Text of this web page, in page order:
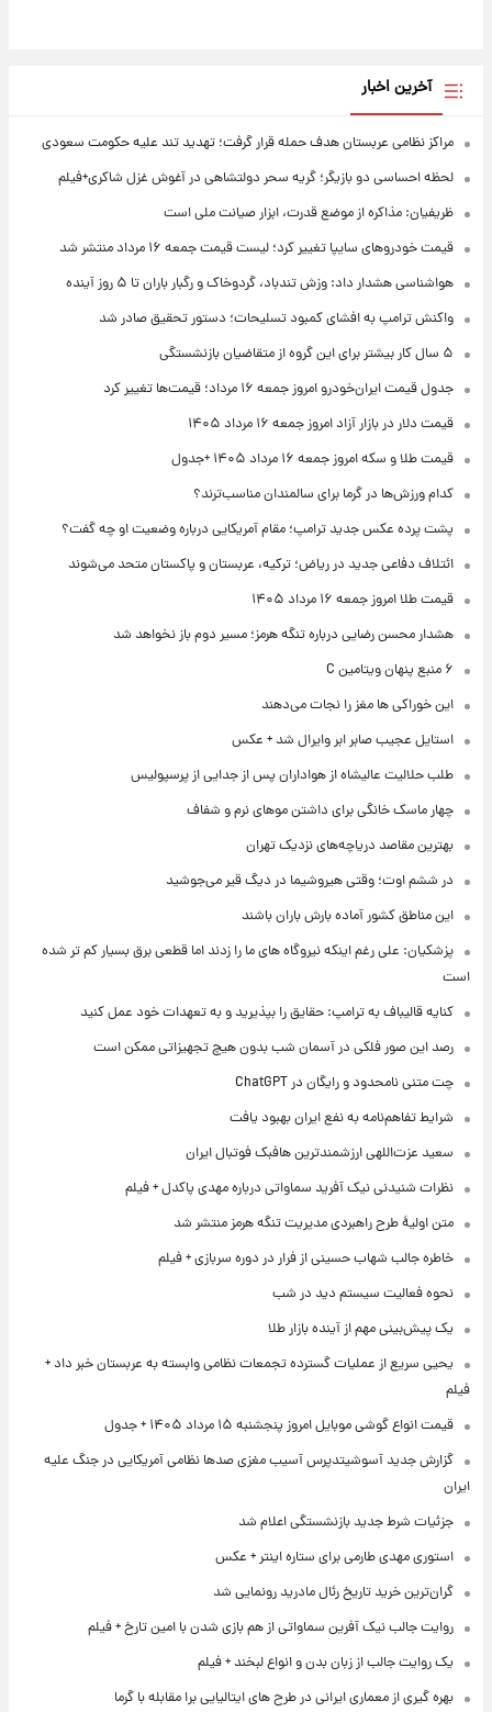
آخرین اخبار
مراکز نظامی عربستان هدف حمله قرار گرفت؛ تهدید تند علیه حکومت سعودی
لحظه احساسی دو بازیگر؛ گریه سحر دولتشاهی در آغوش غزل شاکری+فیلم
ظریفیان: مذاکره از موضع قدرت، ابزار صیانت ملی است
قیمت خودروهای سایپا تغییر کرد؛ لیست قیمت جمعه ۱۶ مرداد منتشر شد
هواشناسی هشدار داد: وزش تندباد، گردوخاک و رگبار باران تا ۵ روز آینده
واکنش ترامپ به افشای کمبود تسلیحات؛ دستور تحقیق صادر شد
۵ سال کار بیشتر برای این گروه از متقاضیان بازنشستگی
جدول قیمت ایران‌خودرو امروز جمعه ۱۶ مرداد؛ قیمت‌ها تغییر کرد
قیمت دلار در بازار آزاد امروز جمعه ۱۶ مرداد ۱۴۰۵
قیمت طلا و سکه امروز جمعه ۱۶ مرداد ۱۴۰۵ +جدول
کدام ورزش‌ها در گرما برای سالمندان مناسب‌ترند؟
پشت پرده عکس جدید ترامپ؛ مقام آمریکایی درباره وضعیت او چه گفت؟
ائتلاف دفاعی جدید در ریاض؛ ترکیه، عربستان و پاکستان متحد می‌شوند
قیمت طلا امروز جمعه ۱۶ مرداد ۱۴۰۵
هشدار محسن رضایی درباره تنگه هرمز؛ مسیر دوم باز نخواهد شد
۶ منبع پنهان ویتامین C
این خوراکی ها مغز را نجات می‌دهند
استایل عجیب صابر ابر وایرال شد + عکس
طلب حلالیت عالیشاه از هواداران پس از جدایی از پرسپولیس
چهار ماسک خانگی برای داشتن موهای نرم و شفاف
بهترین مقاصد دریاچه‌های نزدیک تهران
در ششم اوت؛ وقتی هیروشیما در دیگ قیر می‌جوشید
این مناطق کشور آماده بارش باران باشند
پزشکیان: علی رغم اینکه نیروگاه های ما را زدند اما قطعی برق بسیار کم تر شده
است
کنایه قالیباف به ترامپ: حقایق را بپذیرید و به تعهدات خود عمل کنید
رصد این صور فلکی در آسمان شب بدون هیچ تجهیزاتی ممکن است
چت متنی نامحدود و رایگان در ChatGPT
شرایط تفاهم‌نامه به نفع ایران بهبود یافت
سعید عزت‌اللهی ارزشمندترین هافبک فوتبال ایران
نظرات شنیدنی نیک آفرید سماواتی درباره مهدی پاکدل + فیلم
متن اولیۀ طرح راهبردی مدیریت تنگه هرمز منتشر شد
خاطره جالب شهاب حسینی از فرار در دوره سربازی + فیلم
نحوه فعالیت سیستم دید در شب
یک پیش‌بینی مهم از آینده بازار طلا
یحیی سریع از عملیات گسترده تجمعات نظامی وابسته به عربستان خبر داد +
فیلم
قیمت انواع گوشی موبایل امروز پنجشنبه ۱۵ مرداد ۱۴۰۵ + جدول
گزارش جدید آسوشیتدپرس آسیب مغزی صدها نظامی آمریکایی در جنگ علیه
ایران
جزئیات شرط جدید بازنشستگی اعلام شد
استوری مهدی طارمی برای ستاره اینتر + عکس
گران‌ترین خرید تاریخ رئال مادرید رونمایی شد
روایت جالب نیک آفرین سماواتی از هم بازی شدن با امین تارخ + فیلم
یک روایت جالب از زبان بدن و انواع لبخند + فیلم
بهره گیری از معماری ایرانی در طرح های ایتالیایی برا مقابله با گرما